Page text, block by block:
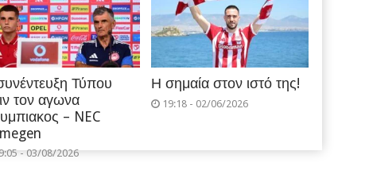
Τύπου
τον αγωνα
– NEC
- 03/08/2026
Η σημαία στον ιστό της!
19:18 - 02/06/2026